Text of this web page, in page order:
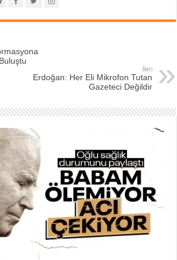
İleri
Erdoğan: Her Eli Mikrofon Tutan
Gazeteci Değildir